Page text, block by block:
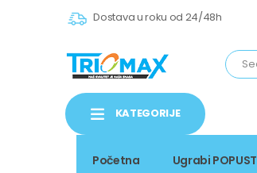
Dostava u roku od 24/48h
KATEGORIJE
Početna Ugrabi POPUST